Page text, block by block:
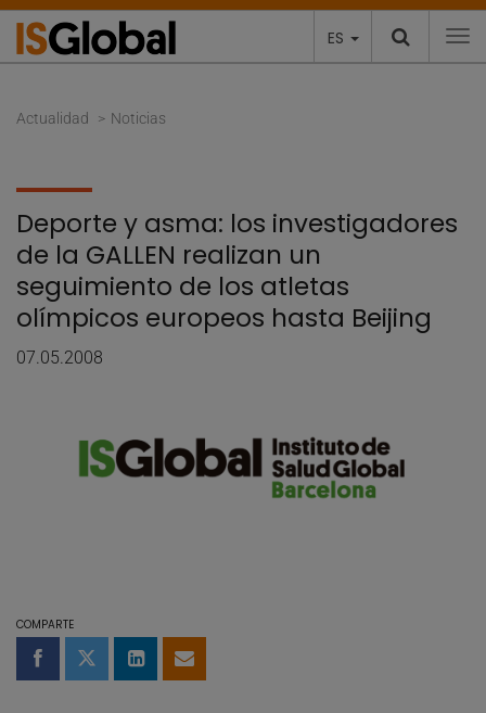
ES
Actualidad Noticias
Deporte y asma: los investigadores
de la GALLEN realizan un
seguimiento de los atletas
olímpicos europeos hasta Beijing
07.05.2008
COMPARTE
Compartir en Facebook
Compartir en Twitter
Compartir en LinkedIn
Compartir por email